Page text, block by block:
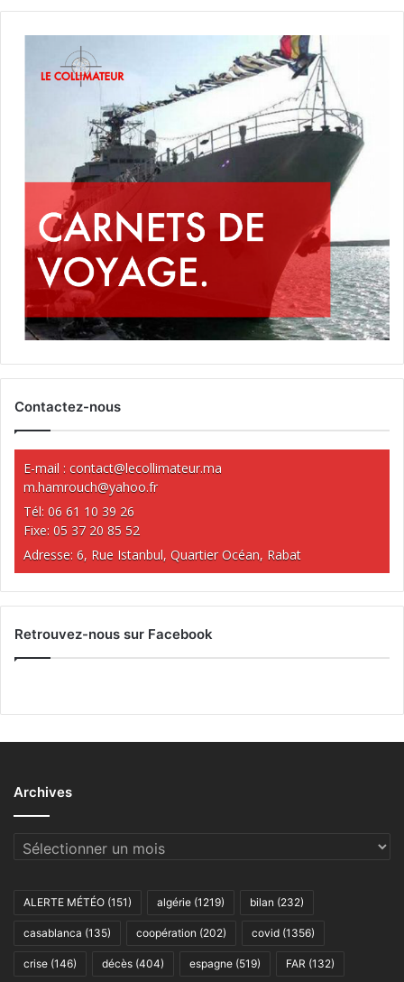
Contactez-nous
E-mail : contact@lecollimateur.ma
m.hamrouch@yahoo.fr
Tél: 06 61 10 39 26
Fixe: 05 37 20 85 52
Adresse: 6, Rue Istanbul, Quartier Océan, Rabat
Retrouvez-nous sur Facebook
Archives
Archives
ALERTE MÉTÉO (151) algérie (1219) bilan (232)
casablanca (135) coopération (202) covid (1356)
crise (146) décès (404) espagne (519) FAR (132)